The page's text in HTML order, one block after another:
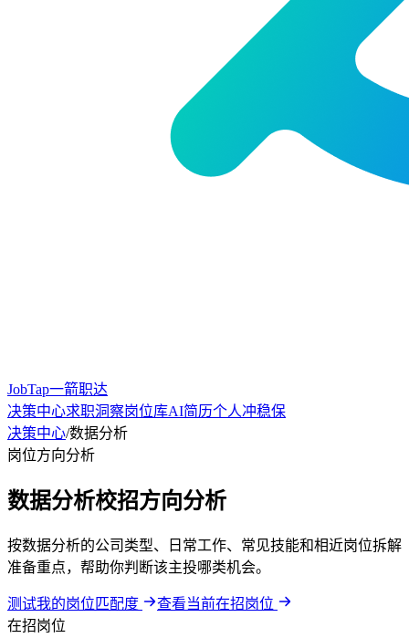
JobTap一箭职达
决策中心求职洞察岗位库AI简历个人冲稳保
决策中心/数据分析
岗位方向分析
数据分析校招方向分析
按数据分析的公司类型、日常工作、常见技能和相近岗位拆解
准备重点，帮助你判断该主投哪类机会。
测试我的岗位匹配度
查看当前在招岗位
在招岗位